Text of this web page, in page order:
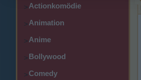
>Actionkomödie
>Animation
>Anime
>Bollywood
>Comedy